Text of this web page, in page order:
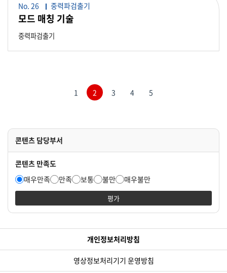
No. 26 중력파검출기
모드 매칭 기술
중력파검출기
1 2 3 4 5
콘텐츠 담당부서
콘텐츠 만족도
매우만족
만족 보통 불만 매우불만
평가
개인정보처리방침
영상정보처리기기 운영방침